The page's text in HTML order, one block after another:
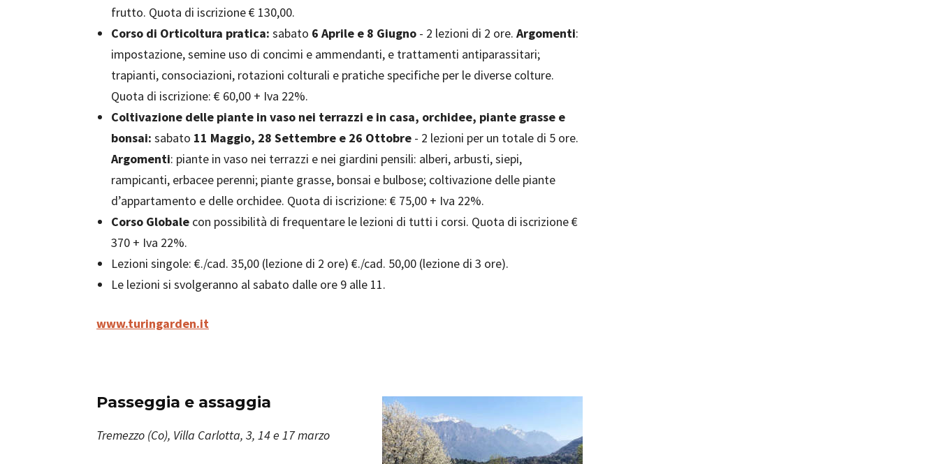
frutto. Quota di iscrizione € 130,00.
Corso di Orticoltura pratica: sabato 6 Aprile e 8 Giugno - 2 lezioni di 2 ore. Argomenti:
impostazione, semine uso di concimi e ammendanti, e trattamenti antiparassitari;
trapianti, consociazioni, rotazioni colturali e pratiche specifiche per le diverse colture.
Quota di iscrizione: € 60,00 + Iva 22%.
Coltivazione delle piante in vaso nei terrazzi e in casa, orchidee, piante grasse e
bonsai: sabato 11 Maggio, 28 Settembre e 26 Ottobre - 2 lezioni per un totale di 5 ore.
Argomenti: piante in vaso nei terrazzi e nei giardini pensili: alberi, arbusti, siepi,
rampicanti, erbacee perenni; piante grasse, bonsai e bulbose; coltivazione delle piante
d’appartamento e delle orchidee. Quota di iscrizione: € 75,00 + Iva 22%.
Corso Globale con possibilità di frequentare le lezioni di tutti i corsi. Quota di iscrizione €
370 + Iva 22%.
Lezioni singole: €./cad. 35,00 (lezione di 2 ore) €./cad. 50,00 (lezione di 3 ore).
Le lezioni si svolgeranno al sabato dalle ore 9 alle 11.
www.turingarden.it
Passeggia e assaggia
Tremezzo (Co), Villa Carlotta, 3, 14 e 17 marzo